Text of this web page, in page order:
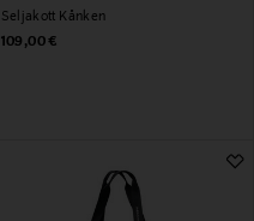
Seljakott Kånken
Original Price
109,00 €